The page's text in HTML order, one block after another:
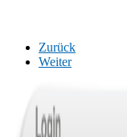
Zurück
Weiter